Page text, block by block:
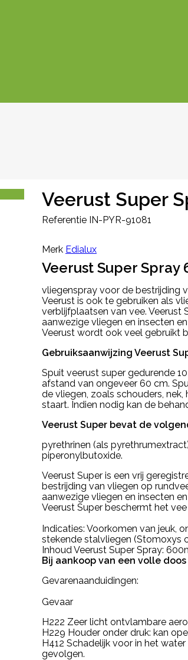
Veerust Super
Referentie IN-PYR-91081
Merk Edialux
Veerust Super Spray
vliegenspray voor de bestrijding
Veerust is ook te gebruiken als
verblijfplaatsen van vee. Veerust
aanwezige vliegen en insecten
Veerust wordt ook veel gebruikt
Gebruiksaanwijzing Veerust
Spuit veerust super gedurende
afstand van ongeveer 60 cm.
de vliegen, zoals schouders,
staart. Indien nodig kan de
Veerust Super bevat de
pyrethrinen (als
piperonylbutoxide.
Veerust Super is een vrij
bestrijding van vliegen op
aanwezige vliegen en insecten
Veerust Super beschermt het
Indicaties: Voorkomen van jeuk,
stekende stalvliegen (Stomoxys
Inhoud Veerust Super Spray:
Bij aankoop van een volle
Gevarenaanduidingen:
Gevaar
H222 Zeer licht ontvlambare
H229 Houder onder druk: kan
H412 Schadelijk voor in het
gevolgen.